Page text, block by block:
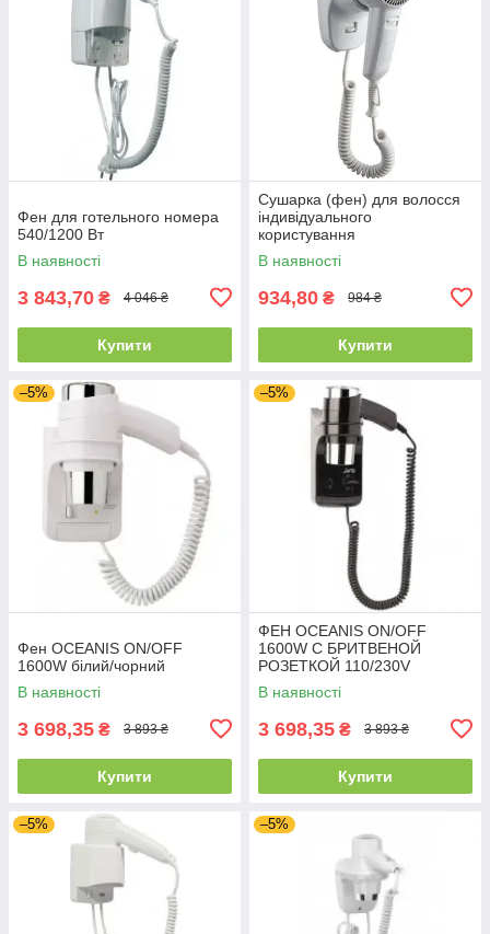
Фен для готельного номера
540/1200 Вт
В наявності
3 843,70 ₴ 4 046 ₴
Купити
Сушарка (фен) для волосся
індивідуального
користування
В наявності
934,80 ₴ 984 ₴
Купити
–5%
Фен OCEANIS ON/OFF
1600W білий/чорний
В наявності
3 698,35 ₴ 3 893 ₴
Купити
–5%
ФЕН OCEANIS ON/OFF
1600W С БРИТВЕНОЙ
РОЗЕТКОЙ 110/230V
В наявності
3 698,35 ₴ 3 893 ₴
Купити
–5% –5%